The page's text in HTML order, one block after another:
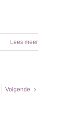
Lees meer
Volgende